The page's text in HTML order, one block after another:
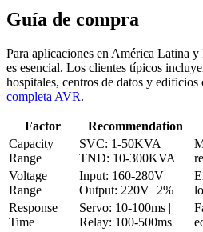
Guía de compra
Para aplicaciones en América Latina y
es esencial. Los clientes típicos
hospitales, centros de datos y edificios
completa AVR.
Factor Recommendation
Capacity
Range
SVC: 1-50KVA |
TND: 10-300KVA
Voltage
Range
Input: 160-280V
Output: 220V±2%
Response
Time
Servo: 10-100ms |
Relay: 100-500ms